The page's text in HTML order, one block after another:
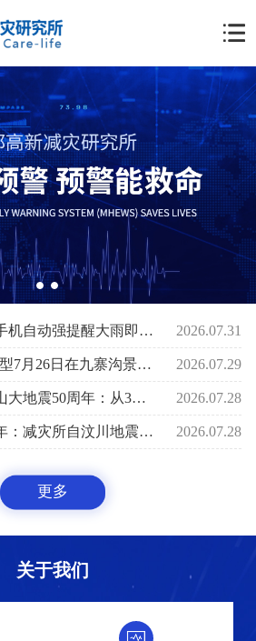
12 周边降雨早知道，手机自动强提醒大雨即将来袭功能上线，“雨神100”降雨大模型助力基层防灾人员的应急准备 2026.07.31
“雨神100”降雨大模型7月26日在九寨沟景区泥石流前2小时预报其最大小时雨强29mm/小时 2026.07.29
【中国科学报】唐山大地震50周年：从3小时速报到61秒预警 2026.07.28
唐山大地震五十周年：减灾所自汶川地震后十八年助力国家预警能力之路 2026.07.28
更多
关于我们